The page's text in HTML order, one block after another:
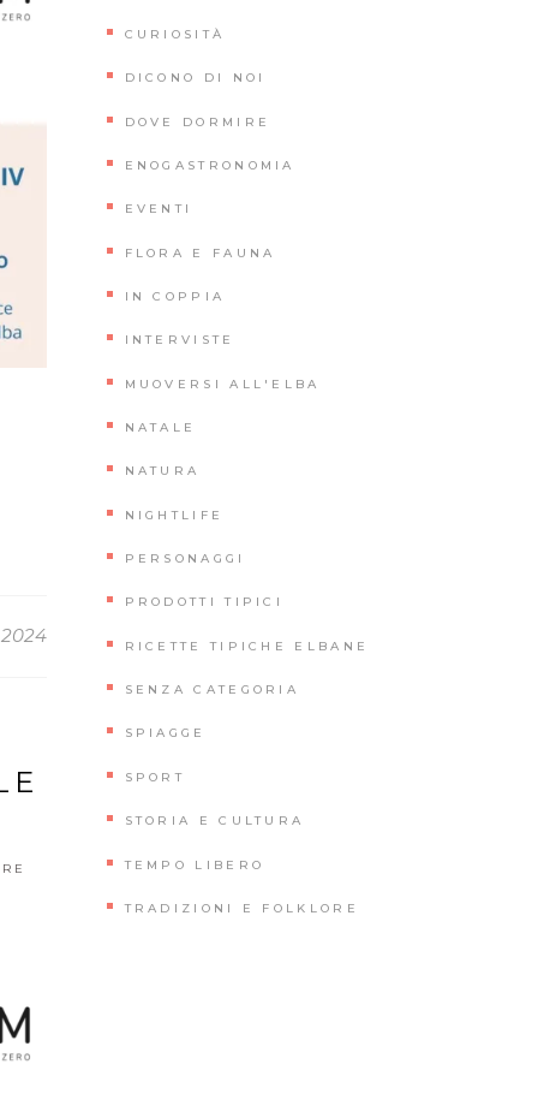
CURIOSITÀ
DICONO DI NOI
DOVE DORMIRE
ENOGASTRONOMIA
EVENTI
FLORA E FAUNA
IN COPPIA
INTERVISTE
MUOVERSI ALL'ELBA
NATALE
NATURA
NIGHTLIFE
PERSONAGGI
PRODOTTI TIPICI
RICETTE TIPICHE ELBANE
SENZA CATEGORIA
SPIAGGE
SPORT
STORIA E CULTURA
TEMPO LIBERO
TRADIZIONI E FOLKLORE